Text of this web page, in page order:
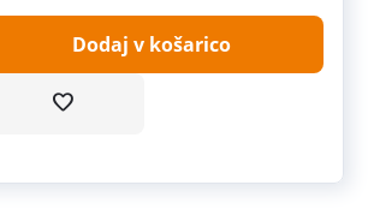
Dodaj v košarico